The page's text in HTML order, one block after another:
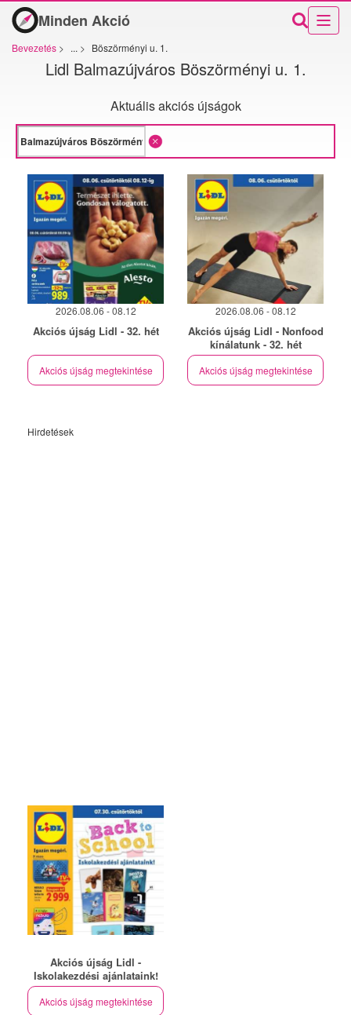
Minden Akció
Bevezetés > ... > Böszörményi u. 1.
Lidl Balmazújváros Böszörményi u. 1.
Aktuális akciós újságok
2026.08.06 - 08.12
Akciós újság Lidl - 32. hét
Akciós újság megtekintése
2026.08.06 - 08.12
Akciós újság Lidl - Nonfood
kínálatunk - 32. hét
Akciós újság megtekintése
Hirdetések
Akciós újság Lidl -
Iskolakezdési ajánlataink!
Akciós újság megtekintése